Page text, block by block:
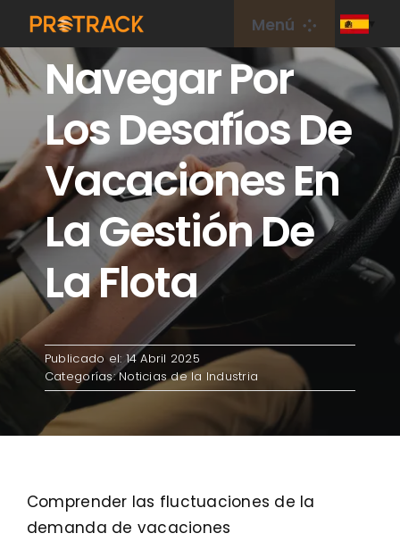
saltar
contenido
Menú
Hogar
Rastreador de GPS
Plataforma GPS
Tarjeta IoT
cobertura
Sobre nosotros
Contacto
Navegar Por
Los Desafíos De
Vacaciones En
La Gestión De
La Flota
Publicado el: 14 Abril 2025
Categorías:Noticias de la Industria
Comprender las fluctuaciones de la
demanda de vacaciones